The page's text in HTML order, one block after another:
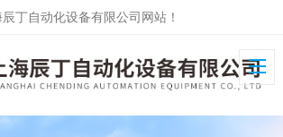
丁自动化设备有限公司网站！